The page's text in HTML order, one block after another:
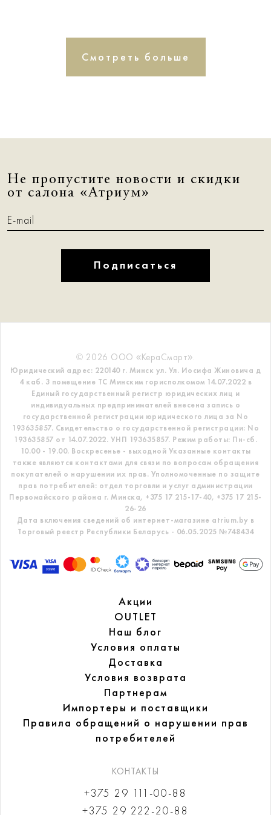
Смотреть больше
Не пропустите новости и скидки
от салона «Атриум»
Подписаться
© 2026 ООО «КераСмарт».
Юридический адрес: 220140 г. Минск ул. Ул. Иосифа Жиновича д
4 каб. 3 помещение ТС Минским горисполкомом 14.07.2022 в
Единый государственный регистр юридических лиц и
индивидуальных предпринимателей внесена запись о
государственной регистрации юридического лица за No
193635857. Свидетельство о государственной регистрации: No
193635857 от 14.07.2022. УНП 193635857. Режим работы: Пн-сб.
10.00 - 19.00. Воскресенье - выходной Указанные контакты
также являются контактами для связи по вопросам обращения
покупателей о нарушении их прав. Уполномоченные по защите
прав потребителей: отдел торговли и услуг администрации
Первомайского района г. Минска, +375 17 215-17-40, +375 17 215-
26-26
Дата включения сведений об интернет-магазине atrium.by в
Торговый реестр Республики Беларусь - 06.05.2025 №748434
Акции
OUTLET
Наш блог
Условия оплаты
Доставка
Условия возврата
Партнерам
Импортеры и поставщики
Правила обращений о нарушении прав
потребителей
КОНТАКТЫ
+375 29 111-00-88
+375 29 222-20-88